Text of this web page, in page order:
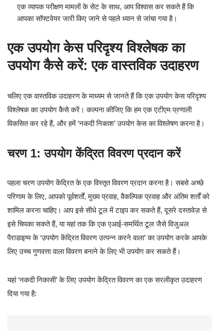
एक व्यापक परीक्षण मामलों के सेट के साथ, आप विश्वास कर सकते हैं कि
आपका सॉफ्टवेयर जारी किए जाने से पहले ध्यान से जांचा गया है।
एक उपयोग केस परिदृश्य विश्लेषक का
उपयोग कैसे करें: एक वास्तविक उदाहरण
चलिए एक वास्तविक उदाहरण के माध्यम से जानते हैं कि एक उपयोग केस परिदृश्य
विश्लेषक का उपयोग कैसे करें। कल्पना कीजिए कि हम एक एटीएम प्रणाली
विकसित कर रहे हैं, और हमें ‘नकदी निकाश’ उपयोग केस का विश्लेषण करना है।
चरण 1: उपयोग केंद्रित विवरण प्रदान करें
पहला चरण उपयोग केंद्रित के एक विस्तृत विवरण प्रदान करना है। सबसे अच्छे
परिणाम के लिए, आपको पूर्वशर्तों, मुख्य प्रवाह, वैकल्पिक प्रवाह और अंतिम शर्तों को
शामिल करना चाहिए। आप इसे सीधे टूल में टाइप कर सकते हैं, दूसरे दस्तावेज़ से
इसे चिपका सकते हैं, या यहां तक कि एक एआई-समर्थित टूल जैसे विजुअल
पैराडाइग्म के ‘उपयोग केंद्रित विवरण उत्पन्न करने वाला’ का उपयोग करके आपके
लिए उच्च गुणवत्ता वाला विवरण बनाने के लिए भी उपयोग कर सकते हैं।
यहां ‘नकदी निकासी’ के लिए उपयोग केंद्रित विवरण का एक सरलीकृत उदाहरण
दिया गया है: